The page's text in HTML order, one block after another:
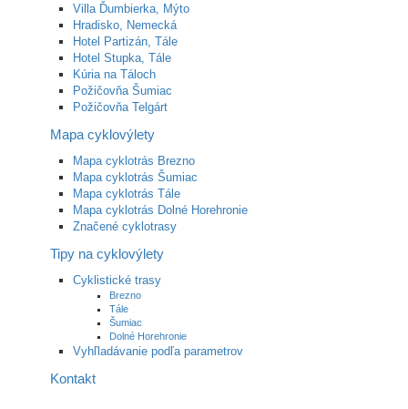
Villa Ďumbierka, Mýto
Hradisko, Nemecká
Hotel Partizán, Tále
Hotel Stupka, Tále
Kúria na Táloch
Požičovňa Šumiac
Požičovňa Telgárt
Mapa cyklovýlety
Mapa cyklotrás Brezno
Mapa cyklotrás Šumiac
Mapa cyklotrás Tále
Mapa cyklotrás Dolné Horehronie
Značené cyklotrasy
Tipy na cyklovýlety
Cyklistické trasy
Brezno
Tále
Šumiac
Dolné Horehronie
Vyhľladávanie podľa parametrov
Kontakt